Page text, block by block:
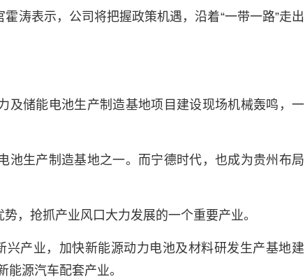
涛表示，公司将把握政策机遇，沿着“一带一路”走出
及储能电池生产制造基地项目建设现场机械轰鸣，一
池生产制造基地之一。而宁德时代，也成为贵州布局
，抢抓产业风口大力发展的一个重要产业。
产业，加快新能源动力电池及材料研发生产基地建
源汽车配套产业。